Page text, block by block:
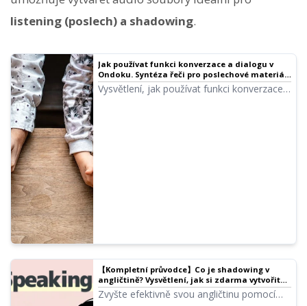
listening (poslech) a shadowing.
Jak používat funkci konverzace a dialogu v
Ondoku. Syntéza řeči pro poslechové materiály
a dlouhé texty je nyní pohodlnější!｜Software
pro předčítání textu Ondoku
Vysvětlení, jak používat funkci konverzace v
【Kompletní průvodce】Co je shadowing v
angličtině? Vysvětlení, jak si zdarma vytvořit
výukové materiály!｜Software pro předčítání
textu Ondoku
Zvyšte efektivně svou angličtinu pomocí